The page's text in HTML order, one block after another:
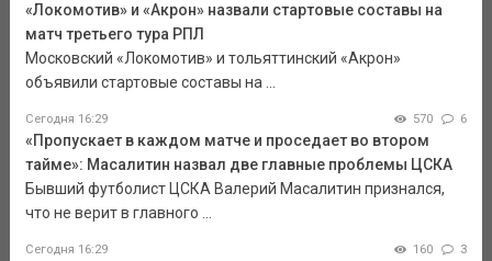
«Локомотив» и «Акрон» назвали стартовые составы на
матч третьего тура РПЛ
Московский «Локомотив» и тольяттинский «Акрон»
объявили стартовые составы на ...
Сегодня 16:29 570 6
«Пропускает в каждом матче и проседает во втором
тайме»: Масалитин назвал две главные проблемы ЦСКА
Бывший футболист ЦСКА Валерий Масалитин признался,
что не верит в главного ...
Сегодня 16:29 160 3